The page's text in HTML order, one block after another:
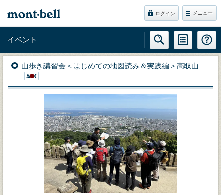
ログイン メニュー
イベント
山歩き講習会＜はじめての地図読み＆実践編＞高取山